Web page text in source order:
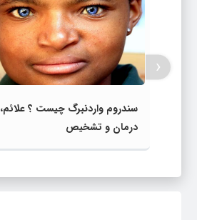
سندروم واردنبرگ چیست ؟ علائم،
درمان و تشخیص
‹